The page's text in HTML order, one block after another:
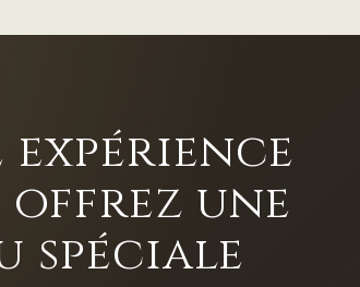
expérience
offrez une
spéciale